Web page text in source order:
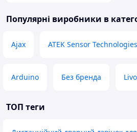
Популярні виробники в
Ajax ATEK Sensor Technologies
Arduino Без бренда
ТОП теги